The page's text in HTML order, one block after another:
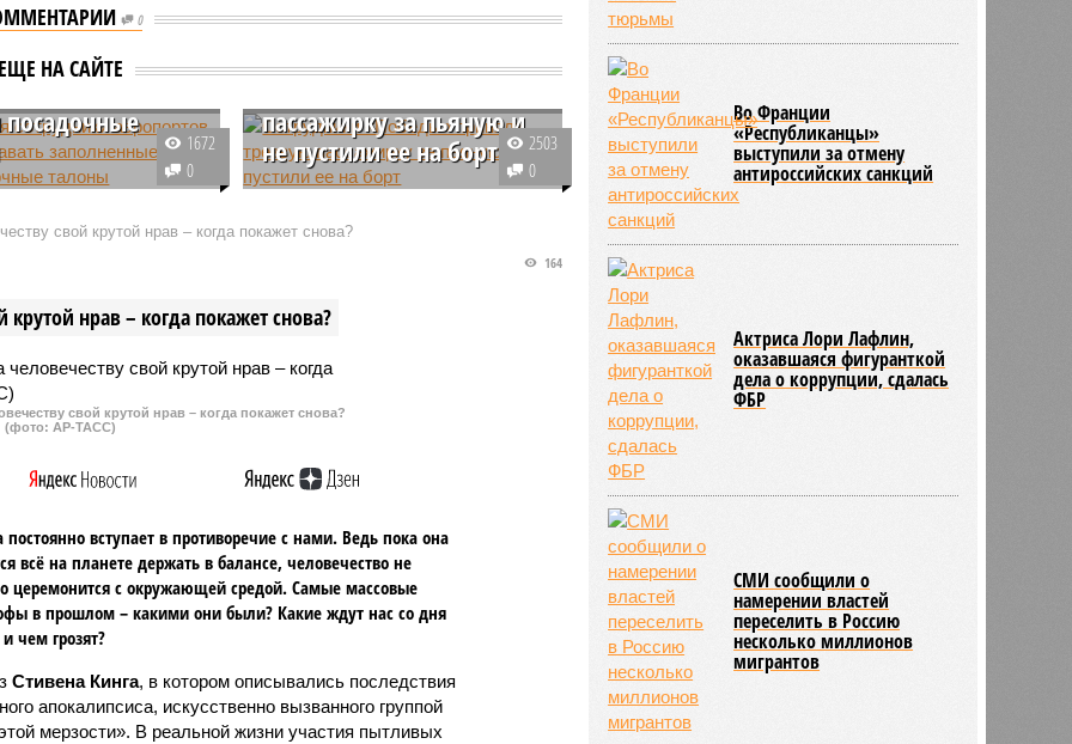
0
ЕЩЕ НА САЙТЕ
сотрудники
начали
заполненные
посадочные
вышла из строя из-за
посадочные талоны от
1672
0
Сотрудники «Победы»
пассажирку за пьяную и
не пустили ее на борт
Авиакомпанию «Победа»
полиции после происшествия в
на борт пассажирку, посчитав,
2503
0
свой крутой нрав – когда покажет снова?
нрав – когда покажет снова?
164
свой крутой нрав – когда покажет снова?
(фото: АР-ТАСС)
постоянно вступает в противоречие с нами. Ведь пока она
всё на планете держать в балансе, человечество не
церемонится с окружающей средой. Самые массовые
в прошлом – какими они были? Какие ждут нас со дня
чем грозят?
Стивена Кинга, в котором описывались последствия
апокалипсиса, искусственно вызванного группой
мерзости». В реальной жизни участия пытливых
Во Франции
«Республиканцы»
выступили за отмену
антироссийских санкций
Актриса Лори Лафлин,
оказавшаяся фигуранткой
дела о коррупции, сдалась
ФБР
СМИ сообщили о
намерении властей
переселить в Россию
несколько миллионов
мигрантов